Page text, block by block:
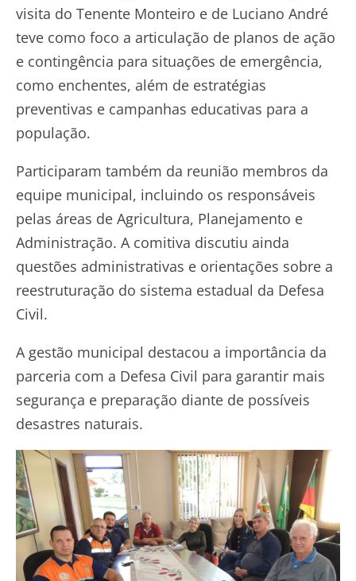
visita do Tenente Monteiro e de Luciano André
teve como foco a articulação de planos de ação
e contingência para situações de emergência,
como enchentes, além de estratégias
preventivas e campanhas educativas para a
população.
Participaram também da reunião membros da
equipe municipal, incluindo os responsáveis
pelas áreas de Agricultura, Planejamento e
Administração. A comitiva discutiu ainda
questões administrativas e orientações sobre a
reestruturação do sistema estadual da Defesa
Civil.
A gestão municipal destacou a importância da
parceria com a Defesa Civil para garantir mais
segurança e preparação diante de possíveis
desastres naturais.